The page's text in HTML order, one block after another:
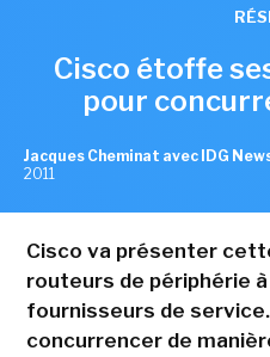
Cisco étoffe
pour
Jacques Cheminat avec IDG
2011
Cisco va présenter
routeurs de périphérie
fournisseurs de
concurrencer de